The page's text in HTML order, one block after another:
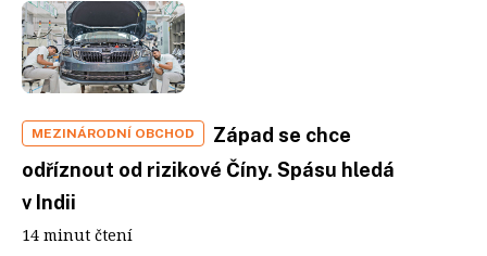
MEZINÁRODNÍ OBCHOD
Západ se chce
odříznout od rizikové Číny. Spásu hledá
v Indii
14 minut čtení